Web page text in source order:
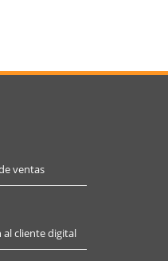
ventas
cliente digital